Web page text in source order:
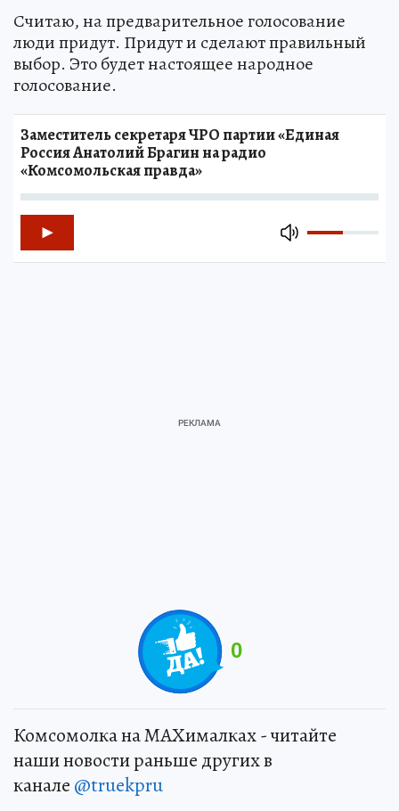
Считаю, на предварительное голосование
люди придут. Придут и сделают правильный
выбор. Это будет настоящее народное
голосование.
Заместитель секретаря ЧРО партии «Единая
Россия Анатолий Брагин на радио
«Комсомольская правда»
0
Комсомолка на MAXималках - читайте
наши новости раньше других в
канале @truekpru